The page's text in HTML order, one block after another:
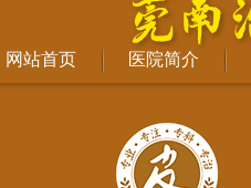
网站首页 医院简介